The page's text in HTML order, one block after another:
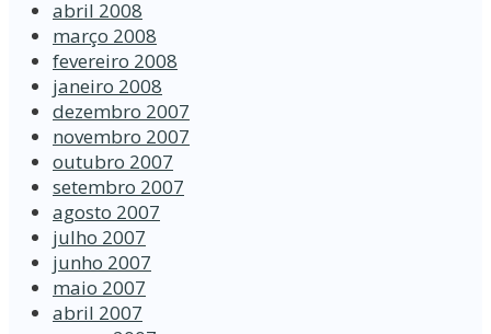
abril 2008
março 2008
fevereiro 2008
janeiro 2008
dezembro 2007
novembro 2007
outubro 2007
setembro 2007
agosto 2007
julho 2007
junho 2007
maio 2007
abril 2007